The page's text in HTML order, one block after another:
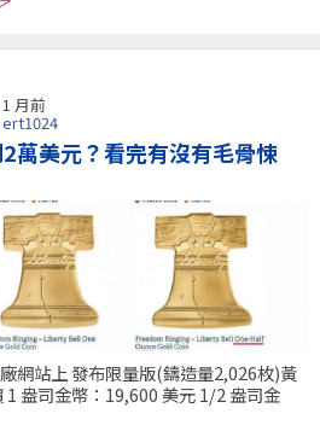
月前
ert1024
萬美元？看完有沒有毛骨悚
網站上 發布限量版(鑄造量2,026枚)黃
1 盎司金幣：19,600 美元 1/2 盎司金